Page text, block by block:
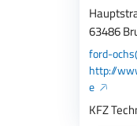
63486
ford-
http://
e
KFZ